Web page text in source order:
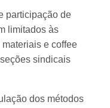
participação de
limitados às
e coffee
sindicais
dos métodos